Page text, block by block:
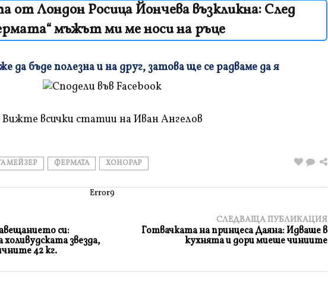
от Лондон Росица Йончева възкликна: След
мъжът ми ме носи на ръце
бъде полезна и на друг, затова ще се радваме да я
Вижте всички статии на Иван Ангелов
МЕЙЗЕР ФЕРМАТА ХОНОРАР
Error9
си:
звезда,
42 кг.
СЛЕДВАЩА ПУБЛИКАЦИЯ
Готвачката на принцеса Даяна: Идваше в
кухнята и дори миеше чиниите